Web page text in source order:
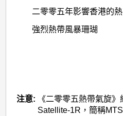
二零零五年影響香港的
強烈熱帶風暴珊瑚
注意:
《二零零五熱帶氣旋
Satellite-1R，簡稱